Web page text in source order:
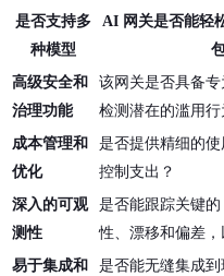
是否支持多
种模型
AI 网关是否能轻
高级安全和
治理功能
该网关是否具备
检测潜在的滥用行
成本管理和
优化
是否提供精细的
控制支出？
深入的可观
测性
是否能跟踪关键
性、漂移和偏差
易于集成和
是否能无缝集成